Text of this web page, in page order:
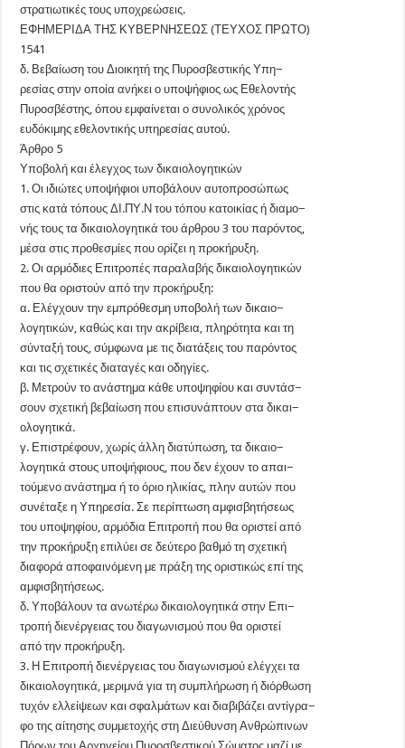
στρατιωτικές τους υποχρεώσεις.
ΕΦΗΜΕΡΙΔΑ ΤΗΣ ΚΥΒΕΡΝΗΣΕΩΣ (ΤΕΥΧΟΣ ΠΡΩΤΟ)
1541
δ. Βεβαίωση του Διοικητή της Πυροσβεστικής Υπη−
ρεσίας στην οποία ανήκει ο υποψήφιος ως Εθελοντής
Πυροσβέστης, όπου εμφαίνεται ο συνολικός χρόνος
ευδόκιμης εθελοντικής υπηρεσίας αυτού.
Άρθρο 5
Υποβολή και έλεγχος των δικαιολογητικών
1. Οι ιδιώτες υποψήφιοι υποβάλουν αυτοπροσώπως
στις κατά τόπους ΔΙ.ΠΥ.Ν του τόπου κατοικίας ή διαμο−
νής τους τα δικαιολογητικά του άρθρου 3 του παρόντος,
μέσα στις προθεσμίες που ορίζει η προκήρυξη.
2. Οι αρμόδιες Επιτροπές παραλαβής δικαιολογητικών
που θα οριστούν από την προκήρυξη:
α. Ελέγχουν την εμπρόθεσμη υποβολή των δικαιο−
λογητικών, καθώς και την ακρίβεια, πληρότητα και τη
σύνταξή τους, σύμφωνα με τις διατάξεις του παρόντος
και τις σχετικές διαταγές και οδηγίες.
β. Μετρούν το ανάστημα κάθε υποψηφίου και συντάσ−
σουν σχετική βεβαίωση που επισυνάπτουν στα δικαι−
ολογητικά.
γ. Επιστρέφουν, χωρίς άλλη διατύπωση, τα δικαιο−
λογητικά στους υποψήφιους, που δεν έχουν το απαι−
τούμενο ανάστημα ή το όριο ηλικίας, πλην αυτών που
συνέταξε η Υπηρεσία. Σε περίπτωση αμφισβητήσεως
του υποψηφίου, αρμόδια Επιτροπή που θα οριστεί από
την προκήρυξη επιλύει σε δεύτερο βαθμό τη σχετική
διαφορά αποφαινόμενη με πράξη της οριστικώς επί της
αμφισβητήσεως.
δ. Υποβάλουν τα ανωτέρω δικαιολογητικά στην Επι−
τροπή διενέργειας του διαγωνισμού που θα οριστεί
από την προκήρυξη.
3. Η Επιτροπή διενέργειας του διαγωνισμού ελέγχει τα
δικαιολογητικά, μεριμνά για τη συμπλήρωση ή διόρθωση
τυχόν ελλείψεων και σφαλμάτων και διαβιβάζει αντίγρα−
φο της αίτησης συμμετοχής στη Διεύθυνση Ανθρώπινων